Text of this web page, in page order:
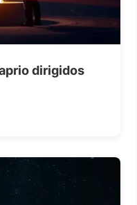
dirigidos